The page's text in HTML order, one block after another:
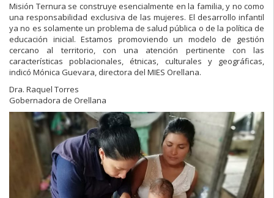
Misión Ternura se construye esencialmente en la familia, y no como
una responsabilidad exclusiva de las mujeres. El desarrollo infantil
ya no es solamente un problema de salud pública o de la política de
educación inicial. Estamos promoviendo un modelo de gestión
cercano al territorio, con una atención pertinente con las
características poblacionales, étnicas, culturales y geográficas,
indicó Mónica Guevara, directora del MIES Orellana.
Dra. Raquel Torres
Gobernadora de Orellana